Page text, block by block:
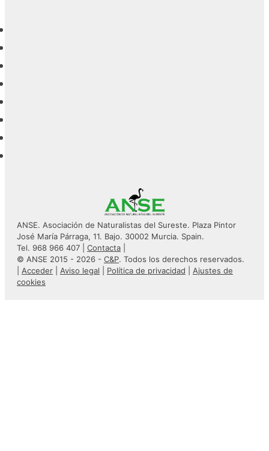
ANSE. Asociación de Naturalistas del Sureste. Plaza Pintor
José María Párraga, 11. Bajo. 30002 Murcia. Spain.
Tel. 968 966 407 | Contacta
© ANSE 2015 - 2026 - C&P. Todos los derechos reservados.
Acceder Aviso legal Política de privacidad
Ajustes de
cookies